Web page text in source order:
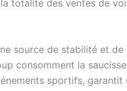
totalité des ventes de
source de stabilité et
consomment la
sportifs, garantit